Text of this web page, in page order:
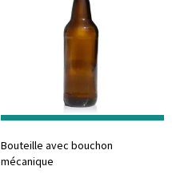
Bouteille avec bouchon
mécanique